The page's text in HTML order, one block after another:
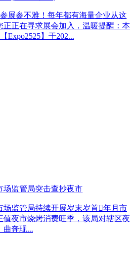
展参不雅！每年都有海量企业从这
正正在寻求展会加入，温暖提醒：本
Expo2525】于202...
场监管局突击查抄夜市
场监管局持续开展岁末岁首年月市
夜市烧烤消费旺季，该局对辖区夜
曲奔现...